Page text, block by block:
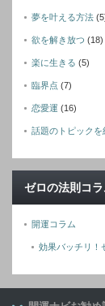
夢を叶える方法
欲を解き放つ (18)
楽に生きる (5)
臨界点 (7)
恋愛運 (16)
話題のトピックを
ゼロの法則コラ
開運コラム
効果バッチリ！